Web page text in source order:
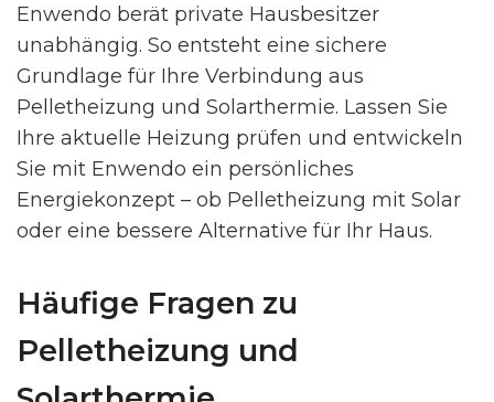
Enwendo berät private Hausbesitzer
unabhängig. So entsteht eine sichere
Grundlage für Ihre Verbindung aus
Pelletheizung und Solarthermie. Lassen Sie
Ihre aktuelle Heizung prüfen und entwickeln
Sie mit Enwendo ein persönliches
Energiekonzept – ob Pelletheizung mit Solar
oder eine bessere Alternative für Ihr Haus.
Häufige Fragen zu
Pelletheizung und